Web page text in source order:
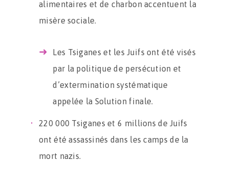
alimentaires et de charbon accentuent la
misère sociale.
Les Tsiganes et les Juifs ont été visés
par la politique de persécution et
d’extermination systématique
appelée la Solution finale.
220 000 Tsiganes et 6 millions de Juifs
ont été assassinés dans les camps de la
mort nazis.